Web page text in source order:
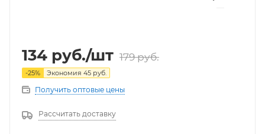
134 руб./шт 179руб.
-25% Экономия 45 руб.
Получить оптовые цены
Рассчитать доставку